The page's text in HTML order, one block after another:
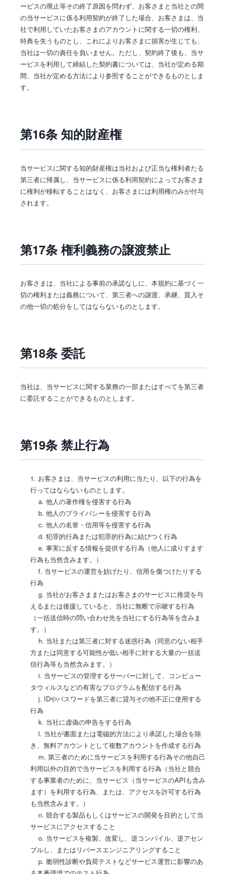
ービスの廃止等その終了原因を問わず、お客さまと当社との間
の当サービスに係る利用契約が終了した場合、お客さまは、当
社で利用していたお客さまのアカウントに関する一切の権利、
特典を失うものとし、これによりお客さまに損害が生じても、
当社は一切の責任を負いません。ただし、契約終了後も、当サ
ービスを利用して締結した契約書については、当社が定める期
間、当社が定める方法により参照することができるものとしま
す。
第16条 知的財産権
当サービスに関する知的財産権は当社および正当な権利者たる
第三者に帰属し、当サービスに係る利用契約によってお客さま
に権利が移転することはなく、お客さまには利用権のみが付与
されます。
第17条 権利義務の譲渡禁止
お客さまは、当社による事前の承諾なしに、本規約に基づく一
切の権利または義務について、第三者への譲渡、承継、質入そ
の他一切の処分をしてはならないものとします。
第18条 委託
当社は、当サービスに関する業務の一部またはすべてを第三者
に委託することができるものとします。
第19条 禁止行為
1. お客さまは、当サービスの利用に当たり、以下の行為を
行ってはならないものとします。
a. 他人の著作権を侵害する行為
b. 他人のプライバシーを侵害する行為
c. 他人の名誉・信用等を侵害する行為
d. 犯罪的行為または犯罪的行為に結びつく行為
e. 事実に反する情報を提供する行為（他人に成りすます
行為も当然含みます。）
f. 当サービスの運営を妨げたり、信用を傷つけたりする
行為
g. 当社がお客さままたはお客さまのサービスに推奨を与
えるまたは後援していると、当社に無断で示唆する行為
（一括送信時の問い合わせ先を当社にする行為等を含みま
す。）
h. 当社または第三者に対する迷惑行為（同意のない相手
方または同意する可能性が低い相手に対する大量の一括送
信行為等も当然含みます。）
i. 当サービスの管理するサーバーに対して、コンピュー
タウィルスなどの有害なプログラムを配信する行為
j. IDやパスワードを第三者に貸与その他不正に使用する
行為
k. 当社に虚偽の申告をする行為
l. 当社が書面または電磁的方法により承諾した場合を除
き、無料アカウントとして複数アカウントを作成する行為
m. 第三者のために当サービスを利用する行為その他自己
利用以外の目的で当サービスを利用する行為（当社と競合
する事業者のために、当サービス（当サービスのAPIも含み
ます）を利用する行為、または、アクセスを許可する行為
も当然含みます。）
n. 競合する製品もしくはサービスの開発を目的として当
サービスにアクセスすること
o. 当サービスを複製、改変し、逆コンパイル、逆アセン
ブルし、またはリバースエンジニアリングすること
p. 脆弱性診断や負荷テストなどサービス運営に影響のあ